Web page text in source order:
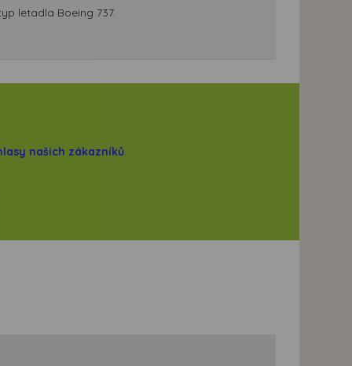
letadla Boeing 737.
našich zákazníků.